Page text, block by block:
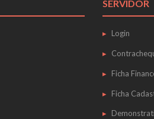
SERVIDOR
Login
Ficha
Ficha